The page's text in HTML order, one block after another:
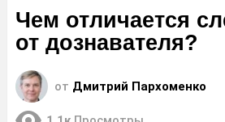
Чем отличается
от дознавателя?
от Дмитрий Пархоменко